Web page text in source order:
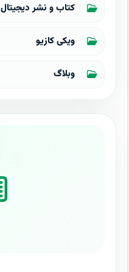
کتاب و نشر دیجیتال
ویکی کازیو
وبلاگ